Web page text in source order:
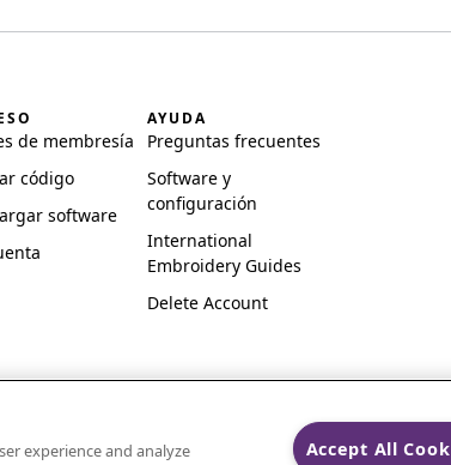
de membresía
código
software
AYUDA
Preguntas frecuentes
Software y
configuración
International
Embroidery Guides
Delete Account
experience and analyze
Accept All